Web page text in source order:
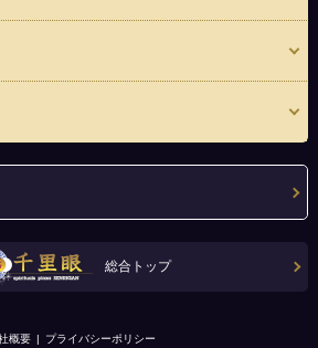
総合トップ
概要 プライバシーポリシー